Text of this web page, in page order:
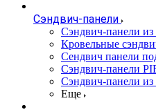
Сэндвич-панели
Cэндвич-панели
Кровельные
Сендвич панели
Сэндвич-панели
Сэндвич-панели
Еще